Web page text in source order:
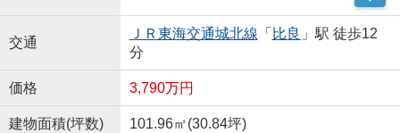
交通
ＪＲ東海交通城北線 「 比良 」駅 徒歩12
分
価格 3,790万円
建物面積(坪数) 101.96㎡(30.84坪)